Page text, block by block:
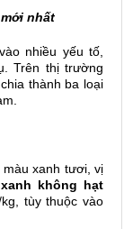
nhất
nhiều yếu tố,
Trên thị trường
thành ba loại
xanh tươi, vị
không hạt
tùy thuộc vào